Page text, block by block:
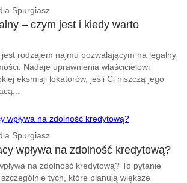
Spurgiasz
– czym jest i kiedy warto
rodzajem najmu pozwalającym na legalny
Nadaje uprawnienia właścicielowi
eksmisji lokatorów, jeśli Ci niszczą jego
Spurgiasz
wpływa na zdolność kredytową?
na zdolność kredytową? To pytanie
tych, które planują większe